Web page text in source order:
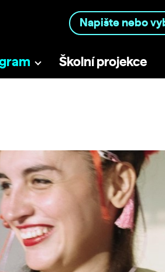
Školní projekce